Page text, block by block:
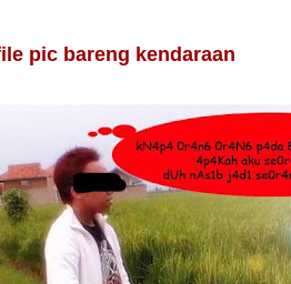
pic bareng kendaraan